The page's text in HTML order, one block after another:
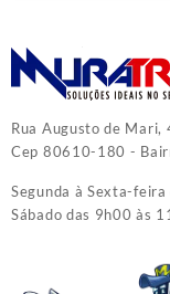
Rua Augusto de Mari,
Cep 80610-180 -
Segunda à Sexta-
Sábado das 9h00 às